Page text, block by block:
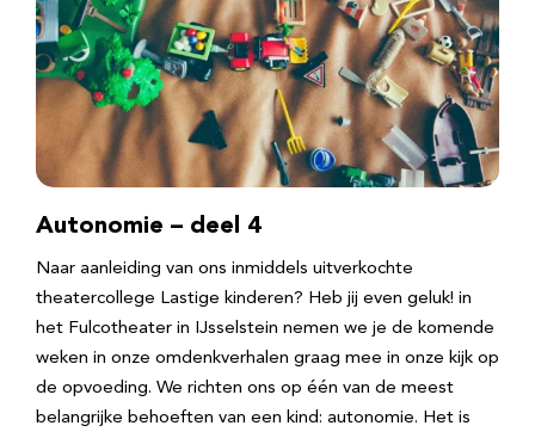
Autonomie – deel 4
Naar aanleiding van ons inmiddels uitverkochte
theatercollege Lastige kinderen? Heb jij even geluk! in
het Fulcotheater in IJsselstein nemen we je de komende
weken in onze omdenkverhalen graag mee in onze kijk op
de opvoeding. We richten ons op één van de meest
belangrijke behoeften van een kind: autonomie. Het is